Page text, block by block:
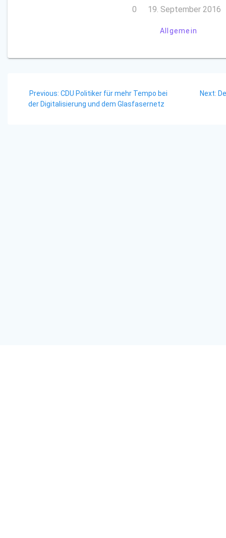
0 19. September 2016
Allgemein
Previous: Previous
post:
CDU Politiker für mehr Tempo bei
der Digitalisierung und dem Glasfasernetz
Next: